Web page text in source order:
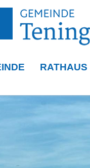
RATHAUS